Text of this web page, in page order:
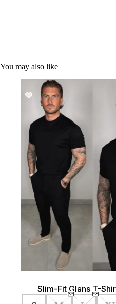
You may also like
Slim-Fit Glans T-